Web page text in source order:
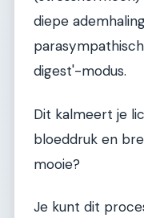
diepe
digest'-modus.
Dit kalmeert je
bloeddruk en
mooie?
Je kunt dit